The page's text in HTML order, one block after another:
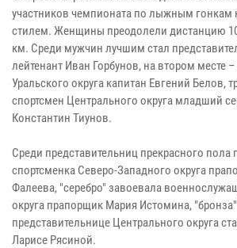
участников чемпионата по лыжным гонкам
стилем. Женщины преодолели дистанцию
км. Среди мужчин лучшим стал
лейтенант Иван Горбунов, на втором месте
Уральского округа капитан Евгений Белов,
спортсмен Центрального округа младший
Константин Тиунов.
Среди представительниц прекрасного пола
спортсменка Северо-Западного округа
Фалеева, "серебро" завоевала
округа прапорщик Мария Истомина,
представительнице Центрального округа
Ларисе Рясиной.